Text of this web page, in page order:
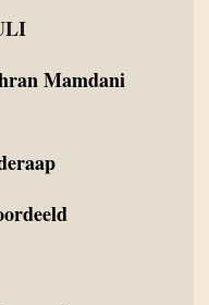
Mamdani